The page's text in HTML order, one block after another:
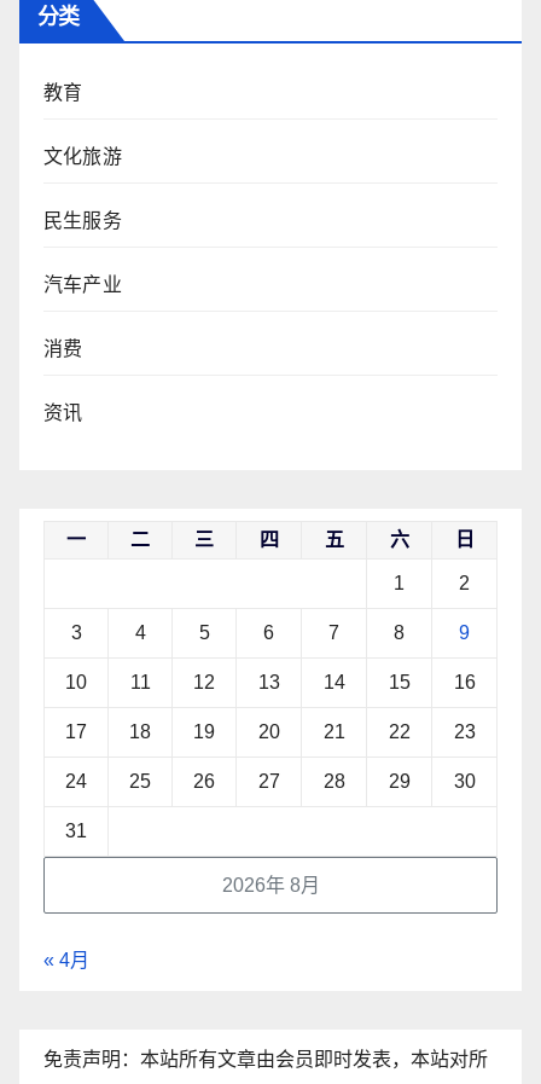
分类
教育
文化旅游
民生服务
汽车产业
消费
资讯
2026年 8月
一 二 三 四 五 六 日
1 2
3 4 5 6 7 8 9
10 11 12 13 14 15 16
17 18 19 20 21 22 23
24 25 26 27 28 29 30
31
« 4月
免责声明：本站所有文章由会员即时发表，本站对所